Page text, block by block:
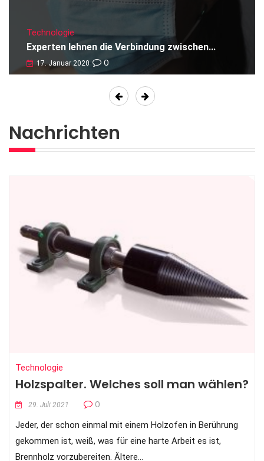
Previous
Technologie
Experten lehnen die Verbindung zwischen...
17. Januar 2020 0
Next
Nachrichten
Technologie
Holzspalter. Welches soll man wählen?
29. Juli 2021 0
Jeder, der schon einmal mit einem Holzofen in Berührung
gekommen ist, weiß, was für eine harte Arbeit es ist,
Brennholz vorzubereiten. Ältere...